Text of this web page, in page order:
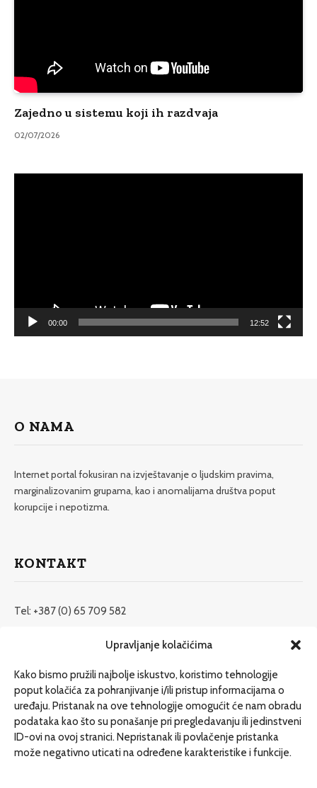
Upravljanje kolačićima
Kako bismo pružili najbolje iskustvo, koristimo tehnologije
poput kolačića za pohranjivanje i/ili pristup informacijama o
uređaju. Pristanak na ove tehnologije omogućit će nam obradu
podataka kao što su ponašanje pri pregledavanju ili jedinstveni
ID-ovi na ovoj stranici. Nepristanak ili povlačenje pristanka
može negativno uticati na određene karakteristike i funkcije.
Zajedno u sistemu koji ih razdvaja
02/07/2026
00:00 12:52
O NAMA
Internet portal fokusiran na izvještavanje o ljudskim pravima,
marginalizovanim grupama, kao i anomalijama društva poput
korupcije i nepotizma.
KONTAKT
Tel: +387 (0) 65 709 582
redakcija@etrafika.net
Dosije
Drugi pišu
Društvo